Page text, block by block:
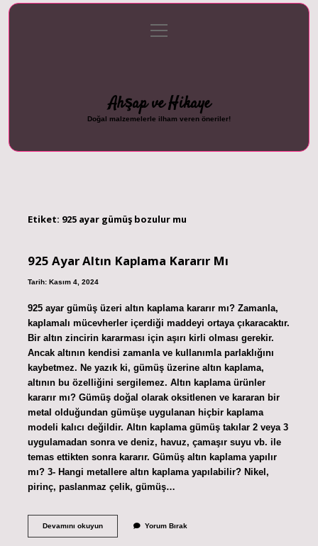
Gizlilik Politikası
menüyü
aç
Ahşap ve Hikaye
Doğal malzemelerle ilham veren öneriler!
Etiket: 925 ayar gümüş bozulur mu
925 Ayar Altın Kaplama Kararır Mı
Tarih: Kasım 4, 2024
925 ayar gümüş üzeri altın kaplama kararır mı? Zamanla,
kaplamalı mücevherler içerdiği maddeyi ortaya çıkaracaktır.
Bir altın zincirin kararması için aşırı kirli olması gerekir.
Ancak altının kendisi zamanla ve kullanımla parlaklığını
kaybetmez. Ne yazık ki, gümüş üzerine altın kaplama,
altının bu özelliğini sergilemez. Altın kaplama ürünler
kararır mı? Gümüş doğal olarak oksitlenen ve kararan bir
metal olduğundan gümüşe uygulanan hiçbir kaplama
modeli kalıcı değildir. Altın kaplama gümüş takılar 2 veya 3
uygulamadan sonra ve deniz, havuz, çamaşır suyu vb. ile
temas ettikten sonra kararır. Gümüş altın kaplama yapılır
mı? 3- Hangi metallere altın kaplama yapılabilir? Nikel,
pirinç, paslanmaz çelik, gümüş…
Devamını okuyun925
Yorum Bırak